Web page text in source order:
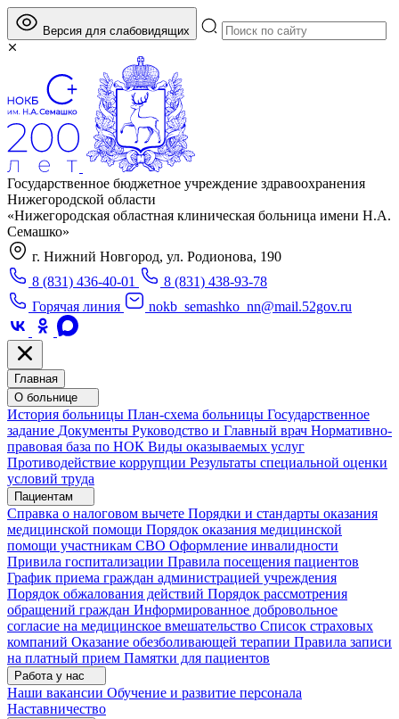
Версия для слабовидящих
Государственное бюджетное учреждение здравоохранения
Нижегородской области
«Нижегородская областная клиническая больница имени Н.А.
Семашко»
г. Нижний Новгород, ул. Родионова, 190
8 (831) 436-40-01
8 (831) 438-93-78
Горячая линия
nokb_semashko_nn@mail.52gov.ru
Главная
О больнице
История больницы План-схема больницы Государственное
задание Документы Руководство и Главный врач Нормативно-
правовая база по НОК Виды оказываемых услуг
Противодействие коррупции Результаты специальной оценки
условий труда
Пациентам
Справка о налоговом вычете Порядки и стандарты оказания
медицинской помощи Порядок оказания медицинской
помощи участникам СВО Оформление инвалидности
Привила госпитализации Правила посещения пациентов
График приема граждан администрацией учреждения
Порядок обжалования действий Порядок рассмотрения
обращений граждан Информированное добровольное
согласие на медицинское вмешательство Список страховых
компаний Оказание обезболивающей терапии Правила записи
на платный прием Памятки для пациентов
Работа у нас
Наши вакансии Обучение и развитие персонала
Наставничество